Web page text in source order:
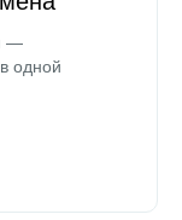
—
одной